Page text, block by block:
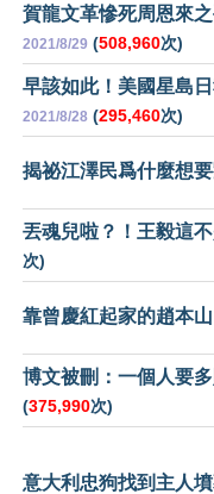
賀龍文革慘死周恩來
2021/8/29 (508,960次)
早該如此！美國星島
2021/8/28 (295,460次)
揭祕江澤民爲什麼想
丟魂兒啦？！王毅這
次)
靠曾慶紅起家的趙本
博文被刪：一個人要
(375,990次)
意大利忠狗找到主人